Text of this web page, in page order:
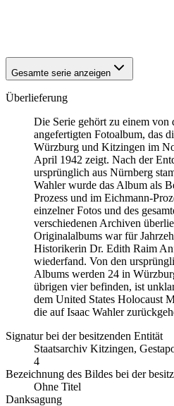
Gesamte serie anzeigen
Überlieferung
Die Serie gehört zu einem von
angefertigten Fotoalbum, das
Würzburg und Kitzingen im
April 1942 zeigt. Nach der
ursprünglich aus Nürnberg
Wahler wurde das Album als
Prozess und im Eichmann-
einzelner Fotos und des
verschiedenen Archiven
Originalalbums war für
Historikerin Dr. Edith Raim
wiederfand. Von den
Albums werden 24 in
übrigen vier befinden, ist
dem United States Holocaust
die auf Isaac Wahler
Signatur bei der besitzenden Entität
Staats­ar­chiv Kit­zin­gen,
4
Bezeichnung des Bildes bei der
Ohne Titel
Danksagung